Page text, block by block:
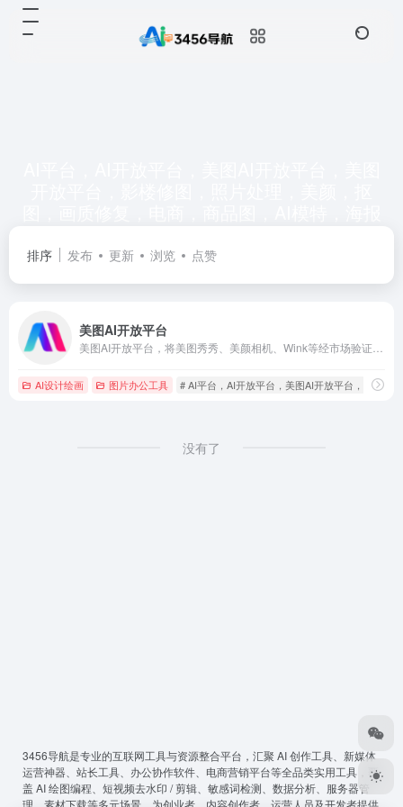
排序 发布 更新 浏览 点赞
美图AI开放平台
AI设计绘画 图片办公工具 # AI平台，AI开放平台，美图AI开放平台，美图开
没有了
3456导航是专业的互联网工具与资源整合平台，汇聚 AI 创作工具、新媒体
运营神器、站长工具、办公协作软件、电商营销平台等全品类实用工具，覆
盖 AI 绘图编程、短视频去水印 / 剪辑、敏感词检测、数据分析、服务器管
理、素材下载等多元场景，为创业者、内容创作者、运营人员及开发者提供